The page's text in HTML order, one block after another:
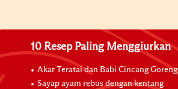
10 Resep Paling Menggiurkan
Akar Teratai dan Babi Cincang Goreng
Sayap ayam rebus dengan kentang